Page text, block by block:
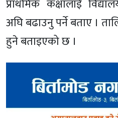
प्राथमिक कक्षालाई
अघि बढाउनु पर्ने बताए ।
हुने बताइएको छ ।